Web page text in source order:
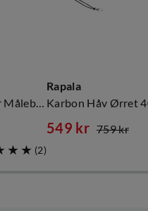
Rapala Custom Design Roll Ruler Målebånd For Måling Av Fisk
(2)
Rapala
Karbon Håv Ørret
549 kr 759 kr